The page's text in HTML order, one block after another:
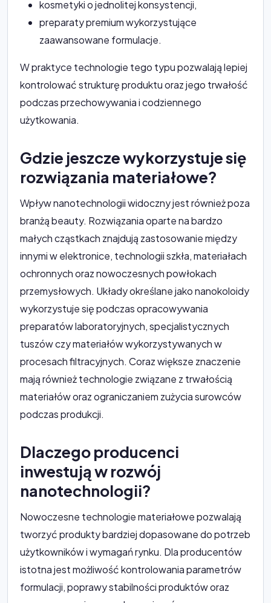
kosmetyki o jednolitej konsystencji,
preparaty premium wykorzystujące
zaawansowane formulacje.
W praktyce technologie tego typu pozwalają lepiej
kontrolować strukturę produktu oraz jego trwałość
podczas przechowywania i codziennego
użytkowania.
Gdzie jeszcze wykorzystuje się
rozwiązania materiałowe?
Wpływ nanotechnologii widoczny jest również poza
branżą beauty. Rozwiązania oparte na bardzo
małych cząstkach znajdują zastosowanie między
innymi w elektronice, technologii szkła, materiałach
ochronnych oraz nowoczesnych powłokach
przemysłowych. Układy określane jako nanokoloidy
wykorzystuje się podczas opracowywania
preparatów laboratoryjnych, specjalistycznych
tuszów czy materiałów wykorzystywanych w
procesach filtracyjnych. Coraz większe znaczenie
mają również technologie związane z trwałością
materiałów oraz ograniczaniem zużycia surowców
podczas produkcji.
Dlaczego producenci
inwestują w rozwój
nanotechnologii?
Nowoczesne technologie materiałowe pozwalają
tworzyć produkty bardziej dopasowane do potrzeb
użytkowników i wymagań rynku. Dla producentów
istotna jest możliwość kontrolowania parametrów
formulacji, poprawy stabilności produktów oraz